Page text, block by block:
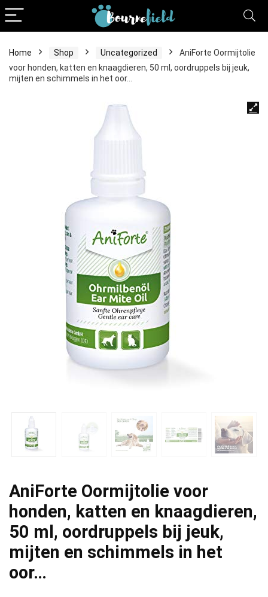
Home Shop Uncategorized
AniForte Oormijtolie
voor honden, katten en knaagdieren, 50 ml, oordruppels bij jeuk,
mijten en schimmels in het oor…
AniForte Oormijtolie voor
honden, katten en knaagdieren,
50 ml, oordruppels bij jeuk,
mijten en schimmels in het
oor…